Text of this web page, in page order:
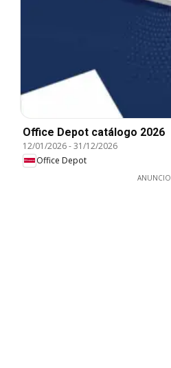
Office Depot catálogo 2026
12/01/2026-31/12/2026
Office Depot
ANUNCIO